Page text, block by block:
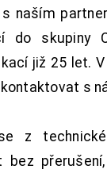
naším
do skupiny
již 25 let.
kontaktovat s
z
bez